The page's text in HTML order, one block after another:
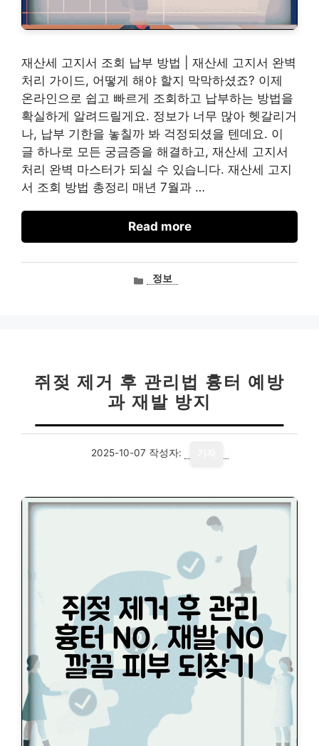
재산세 고지서 조회 납부 방법 | 재산세 고지서 완벽
처리 가이드, 어떻게 해야 할지 막막하셨죠? 이제
온라인으로 쉽고 빠르게 조회하고 납부하는 방법을
확실하게 알려드릴게요. 정보가 너무 많아 헷갈리거
나, 납부 기한을 놓칠까 봐 걱정되셨을 텐데요. 이
글 하나로 모든 궁금증을 해결하고, 재산세 고지서
처리 완벽 마스터가 되실 수 있습니다. 재산세 고지
서 조회 방법 총정리 매년 7월과 …
Read more
카정보
쥐젖 제거 후 관리법 흉터 예방
과 재발 방지
2025-10-07 작성자: